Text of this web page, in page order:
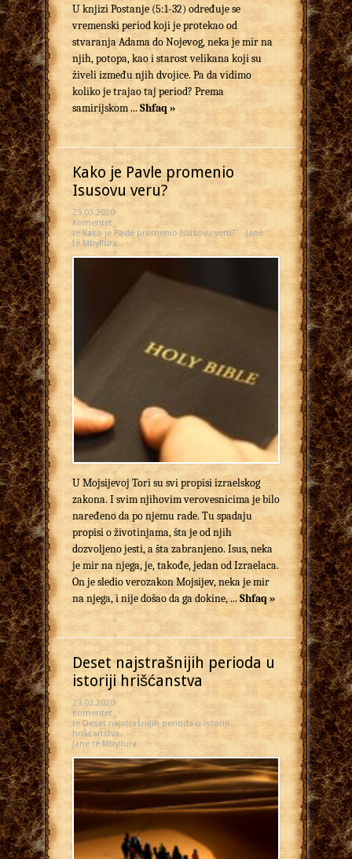
U knjizi Postanje (5:1-32) određuje se
vremenski period koji je protekao od
stvaranja Adama do Nojevog, neka je mir na
njih, potopa, kao i starost velikana koji su
živeli između njih dvojice. Pa da vidimo
koliko je trajao taj period? Prema
samirijskom ...Shfaq »
Kako je Pavle promenio
Isusovu veru?
29.03.2020
Komentet
te Kako je Pavle promenio Isusovu veru?
Janë
të Mbyllura
U Mojsijevoj Tori su svi propisi izraelskog
zakona. I svim njihovim verovesnicima je bilo
naređeno da po nje­mu rade. Tu spadaju
propisi o životinjama, šta je od njih
dozvoljeno jesti, a šta zabranjeno. Isus, neka
je mir na njega, je, takođe, jedan od Izraelaca.
On je sledio verozakon Mojsijev, neka je mir
na njega, i nije došao da ga dokine, ...Shfaq »
Deset najstrašnijih perioda u
istoriji hrišćanstva
29.03.2020
Komentet
te Deset najstrašnijih perioda u istoriji
hrišćanstva
Janë të Mbyllura